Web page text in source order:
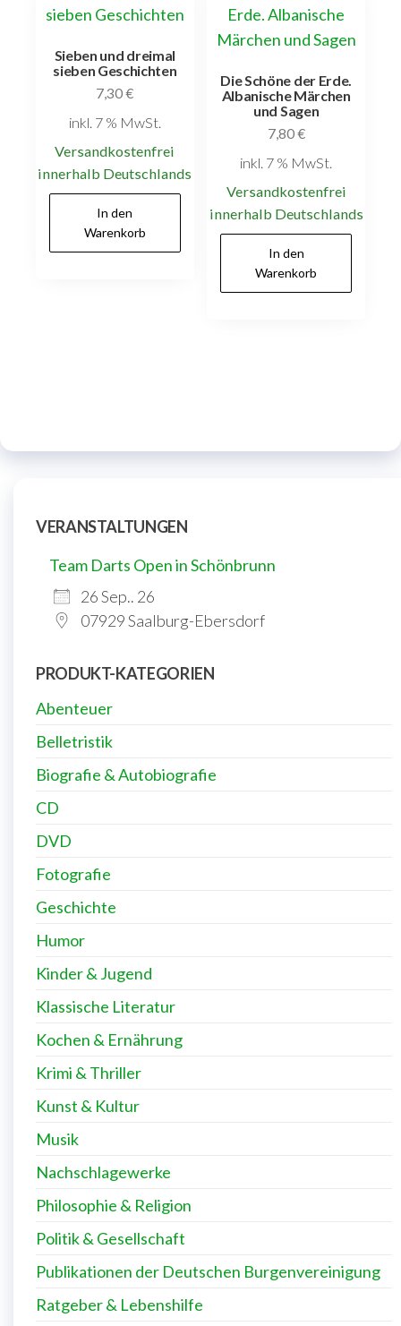
Sieben und dreimal
sieben Geschichten
7,30€
inkl. 7 % MwSt.
Versandkostenfrei
innerhalb Deutschlands
In den
Warenkorb
Die Schöne der Erde.
Albanische Märchen
und Sagen
7,80€
inkl. 7 % MwSt.
Versandkostenfrei
innerhalb Deutschlands
In den
Warenkorb
VERANSTALTUNGEN
Team Darts Open in Schönbrunn
26 Sep.. 26
07929 Saalburg-Ebersdorf
PRODUKT-KATEGORIEN
Abenteuer
Belletristik
Biografie & Autobiografie
CD
DVD
Fotografie
Geschichte
Humor
Kinder & Jugend
Klassische Literatur
Kochen & Ernährung
Krimi & Thriller
Kunst & Kultur
Musik
Nachschlagewerke
Philosophie & Religion
Politik & Gesellschaft
Publikationen der Deutschen Burgenvereinigung
Ratgeber & Lebenshilfe